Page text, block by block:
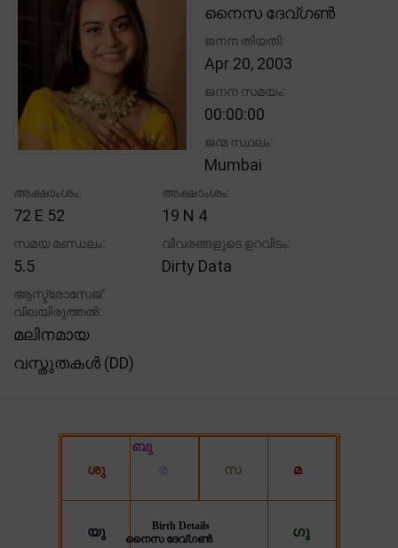
നൈസ ദേവ്ഗൺ
ജനന തിയതി:
Apr 20, 2003
ജനന സമയം:
00:00:00
ജന്മ സ്ഥലം:
Mumbai
അക്ഷാംശം:
72 E 52
അക്ഷാംശം:
19 N 4
സമയ മണ്ഡലം:
5.5
വിവരങ്ങളുടെ ഉറവിടം:
Dirty Data
ആസ്ട്രോസേജ്
വിലയിരുത്തൽ:
മലിനമായ
വസ്തുതകൾ (DD)